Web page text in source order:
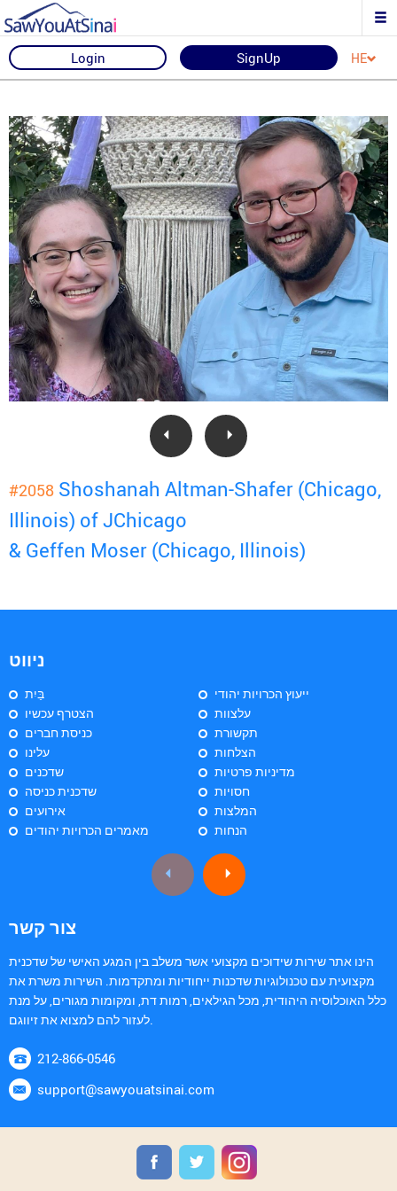
Login SignUp HE
#2058 Shoshanah Altman-Shafer (Chicago,
Illinois) of JChicago
& Geffen Moser (Chicago, Illinois)
ניווט
בַּיִת
הצטרף עכשיו
כניסת חברים
עלינו
שדכנים
שדכנית כניסה
אירועים
מאמרים הכרויות יהודים
ייעוץ הכרויות יהודי
עלצוות
תקשורת
הצלחות
מדיניות פרטיות
חסויות
המלצות
הנחות
צור קשר
הינו אתר שירות שידוכים מקצועי אשר משלב בין המגע האישי של שדכנית
מקצועית עם טכנולוגיות שדכנות ייחודיות ומתקדמות. השירות משרת את
כלל האוכלוסיה היהודית, מכל הגילאים, רמות דת, ומקומות מגורים, על מנת
לעזור להם למצוא את זיווגם.
212-866-0546
support@sawyouatsinai.com